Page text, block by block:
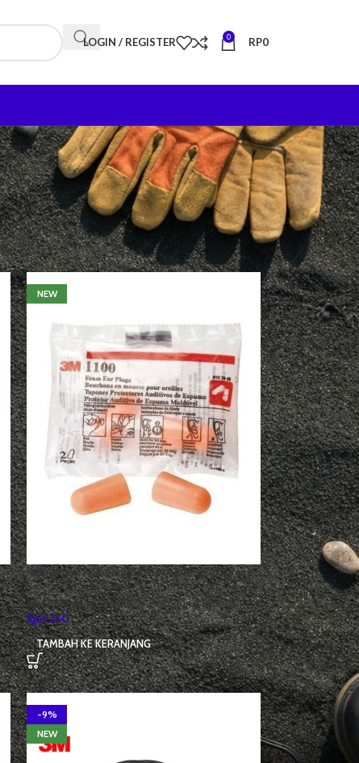
LOGIN / REGISTER 0 RP0
18 24
NEW
Pelindung Telinga 3M Disposible 1100 1 Pack
Alat Pelindung Diri (APD),Pelindung Telinga
Rp3,330
TAMBAH KE KERANJANG
-9%
NEW